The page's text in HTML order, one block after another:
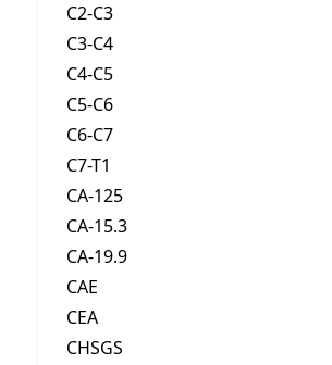
C2-C3
C3-C4
C4-C5
C5-C6
C6-C7
C7-T1
CA-125
CA-15.3
CA-19.9
CAE
CEA
CHSGS